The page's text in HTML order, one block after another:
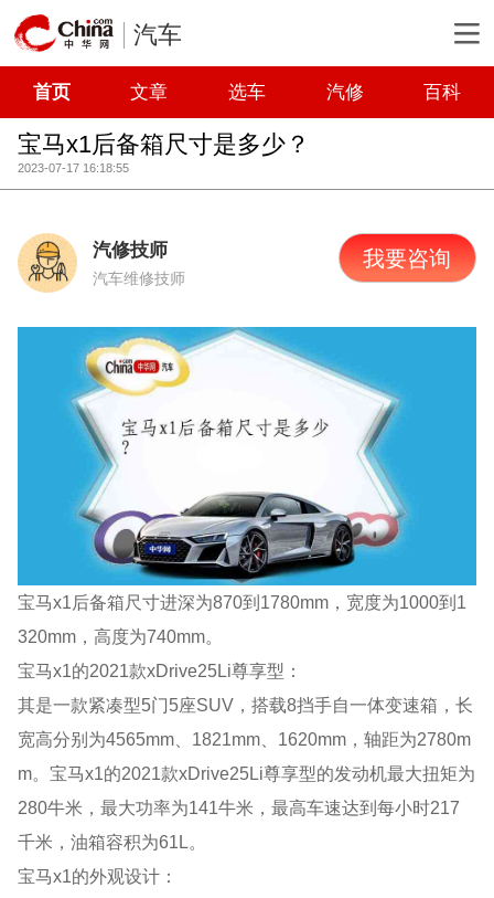
汽车
首页 文章 选车 汽修 百科
宝马x1后备箱尺寸是多少？
2023-07-17 16:18:55
汽修技师
汽车维修技师
我要咨询
宝马x1后备箱尺寸进深为870到1780mm，宽度为1000到1
320mm，高度为740mm。
宝马x1的2021款xDrive25Li尊享型：
其是一款紧凑型5门5座SUV，搭载8挡手自一体变速箱，长
宽高分别为4565mm、1821mm、1620mm，轴距为2780m
m。宝马x1的2021款xDrive25Li尊享型的发动机最大扭矩为
280牛米，最大功率为141牛米，最高车速达到每小时217
千米，油箱容积为61L。
宝马x1的外观设计：